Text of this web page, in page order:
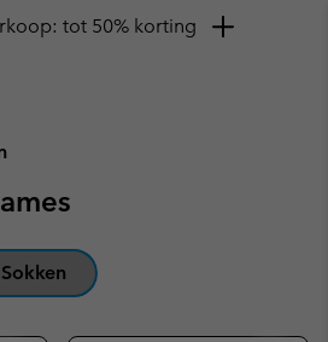
10% korting
Sokken